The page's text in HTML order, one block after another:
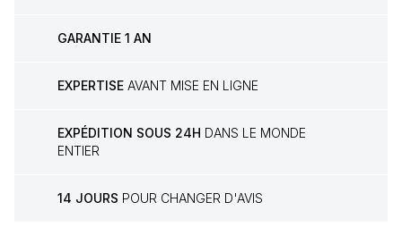
GARANTIE 1 AN
EXPERTISE AVANT MISE EN LIGNE
EXPÉDITION SOUS 24H DANS LE MONDE
ENTIER
14 JOURS POUR CHANGER D'AVIS